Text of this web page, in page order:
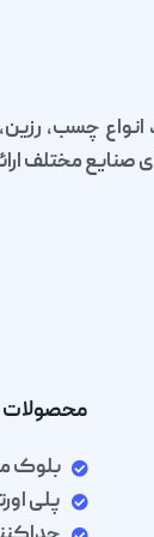
انواع چسب،
صنایع مختلف
محصولات
بلوک
پلی